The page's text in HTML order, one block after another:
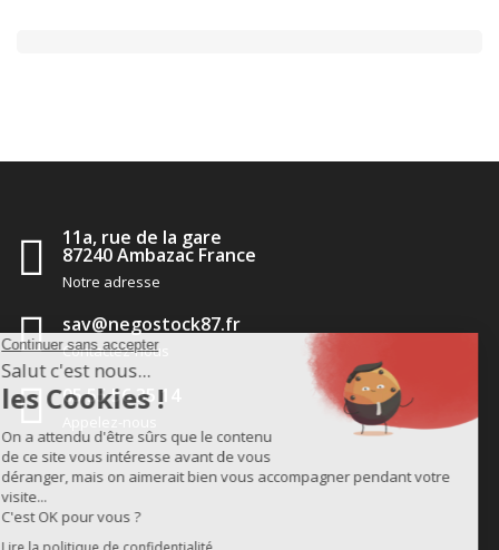
11a, rue de la gare
87240 Ambazac France
Notre adresse
sav@negostock87.fr
Contactez-nous
05 55 56 35 14